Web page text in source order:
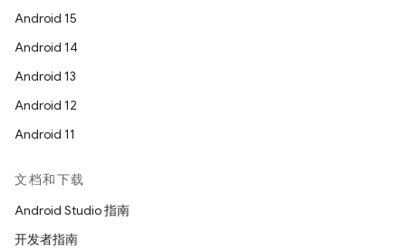
Android 15
Android 14
Android 13
Android 12
Android 11
文档和下载
Android Studio 指南
开发者指南